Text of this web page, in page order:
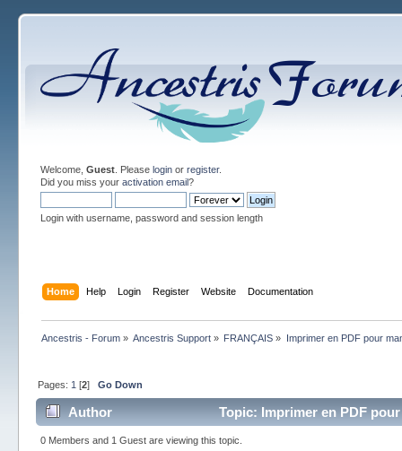
Welcome, Guest. Please loginor register.
Did you miss your activation email?
Login with username, password and session length
Home Help Login Register Website Documentation
Ancestris - Forum» Ancestris Support » FRANÇAIS » Imprimer en PDF pour
Pages: 1 [2] Go Down
Author Topic: Imprimer en PDF
0 Members and 1 Guest are viewing this topic.